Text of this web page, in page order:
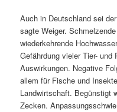
Auch in Deutschland sei
sagte Weiger.
wiederkehrende
Gefährdung vieler Tier-
Auswirkungen. Negative
allem für Fische und
Landwirtschaft. Begünstigt
Zecken.